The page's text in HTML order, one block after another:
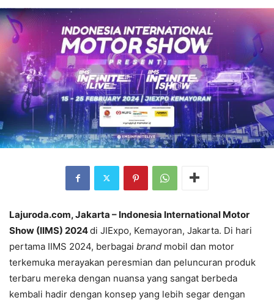
Lajuroda.com, Jakarta – Indonesia International Motor
Show (IIMS) 2024di JIExpo, Kemayoran, Jakarta. Di hari
pertama IIMS 2024, berbagai brand mobil dan motor
terkemuka merayakan peresmian dan peluncuran produk
terbaru mereka dengan nuansa yang sangat berbeda
kembali hadir dengan konsep yang lebih segar dengan